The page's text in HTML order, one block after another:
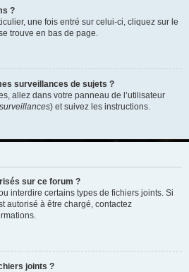
?
une fois entré sur celui-ci, cliquez sur le
trouve en bas de page.
surveillances de sujets ?
allez dans votre panneau de l’utilisateur
) et suivez les instructions.
sur ce forum ?
interdire certains types de fichiers joints. Si
autorisé à être chargé, contactez
joints ?